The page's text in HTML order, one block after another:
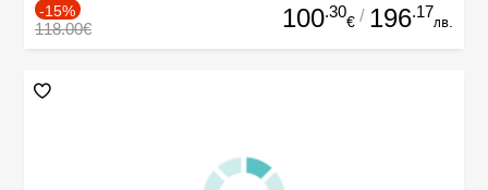
-15%
118.00€ 100.30
€ / 196.17
лв.